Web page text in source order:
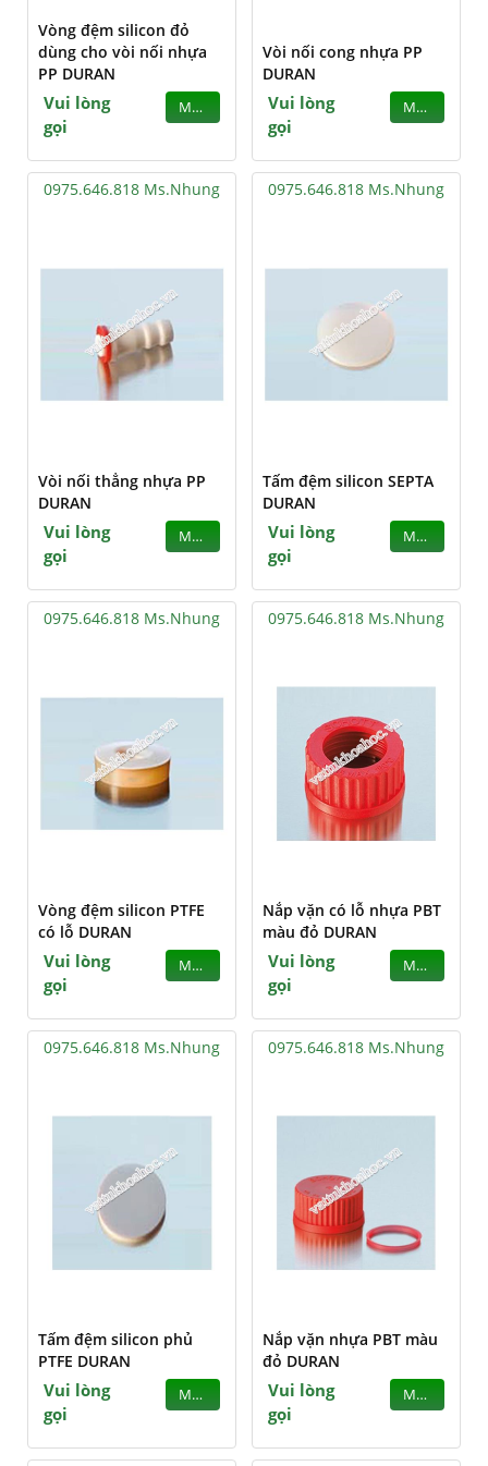
Vòng đệm silicon đỏ
dùng cho vòi nối nhựa
PP DURAN
Vui lòng
gọi
MUA
Vòi nối cong nhựa PP
DURAN
Vui lòng
gọi
MUA
0975.646.818 Ms.Nhung
Vòi nối thẳng nhựa PP
DURAN
Vui lòng
gọi
MUA
0975.646.818 Ms.Nhung
Tấm đệm silicon SEPTA
DURAN
Vui lòng
gọi
MUA
0975.646.818 Ms.Nhung
Vòng đệm silicon PTFE
có lỗ DURAN
Vui lòng
gọi
MUA
0975.646.818 Ms.Nhung
Nắp vặn có lỗ nhựa PBT
màu đỏ DURAN
Vui lòng
gọi
MUA
0975.646.818 Ms.Nhung
Tấm đệm silicon phủ
PTFE DURAN
Vui lòng
gọi
MUA
0975.646.818 Ms.Nhung
Nắp vặn nhựa PBT màu
đỏ DURAN
Vui lòng
gọi
MUA